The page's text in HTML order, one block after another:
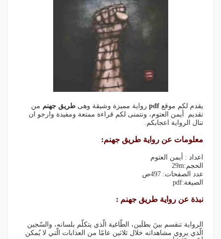
يقدم لكم موقع pdf رواية مميزة وشيقة وهى طريق جهنم من
تقديم أيمن العتوم، ونتمنى لكم قراءة ممتعة ومفيدة وارجو ان
تنال الرواية اعجابكم.
معلومات عن رواية طريق جهنم:
اعداد : أيمن العتوم
الحجم:29m
عدد الصفحات: 497ص
الصيغة:pdf
نبذة عن رواية طريق جهنم :
الرواية تنقسم بينَ بطلَين، الطّاغية الّذي يتكلّم بلسانه، والسّجين
الّذي يروي مشاهداته خلال ثلاثين عامًا من العذابات الّتي لا يُمكن